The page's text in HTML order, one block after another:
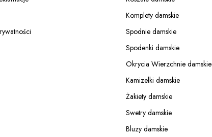
Komplety damskie
Spodnie damskie
Spodenki damskie
Okrycia Wierzchnie damskie
Kamizelki damskie
Żakiety damskie
Swetry damskie
Bluzy damskie